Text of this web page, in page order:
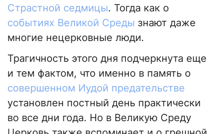
Страстной седмицы. Тогда как о
событиях Великой Среды знают даже
многие нецерковные люди.
Трагичность этого дня подчеркнута еще
и тем фактом, что именно в память о
совершенном Иудой предательстве
установлен постный день практически
во все дни года. Но в Великую Среду